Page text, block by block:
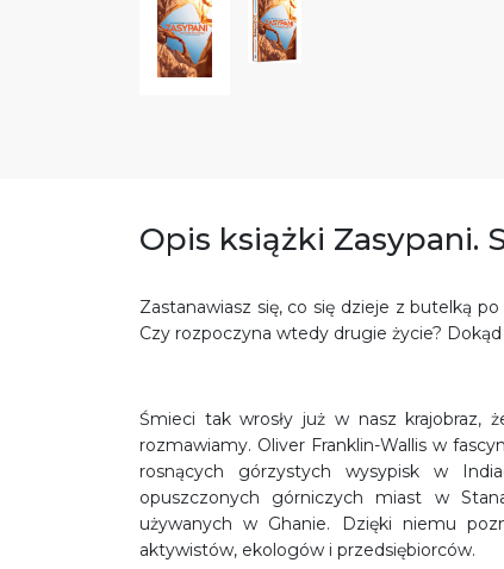
Opis książki Zasypani.
Zastanawiasz się, co się dzieje z butelką
Czy rozpoczyna wtedy drugie życie?
Śmieci tak wrosły już w nasz
rozmawiamy. Oliver Franklin-Wallis w
rosnących górzystych wysypisk w
opuszczonych górniczych miast w
używanych w Ghanie. Dzięki niemu
aktywistów, ekologów i przedsiębiorców.